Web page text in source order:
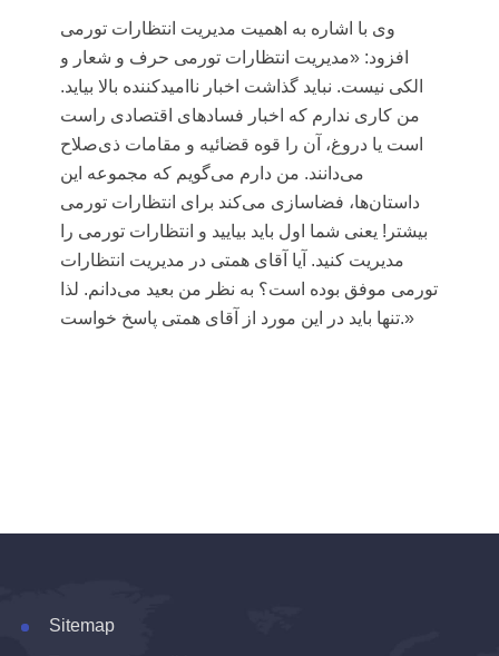
وی با اشاره به اهمیت مدیریت انتظارات تورمی
افزود: «مدیریت انتظارات تورمی حرف و شعار و
الکی نیست. نباید گذاشت اخبار ناامیدکننده بالا بیاید.
من کاری ندارم که اخبار فسادهای اقتصادی راست
است یا دروغ، آن را قوه قضائیه و مقامات ذی‌صلاح
می‌دانند. من دارم می‌گویم که مجموعه این
داستان‌ها، فضاسازی می‌کند برای انتظارات تورمی
بیشتر! یعنی شما اول باید بیایید و انتظارات تورمی را
مدیریت کنید. آیا آقای همتی در مدیریت انتظارات
تورمی موفق بوده است؟ به نظر من بعید می‌دانم. لذا
تنها باید در این مورد از آقای همتی پاسخ خواست.»
Sitemap